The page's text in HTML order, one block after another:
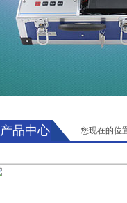
产品中心 您现在的位